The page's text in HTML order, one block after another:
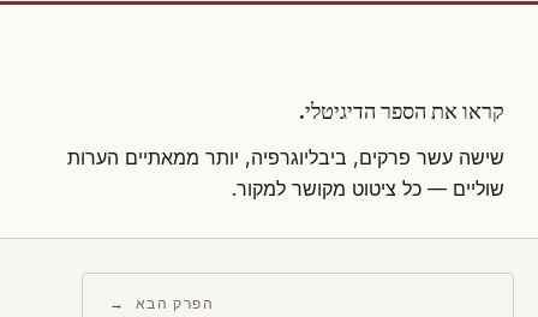
קראו את הספר הדיגיטלי.
שישה עשר פרקים, ביבליוגרפיה, יותר ממאתיים הערות
שוליים — כל ציטוט מקושר למקור.
הפרק הבא